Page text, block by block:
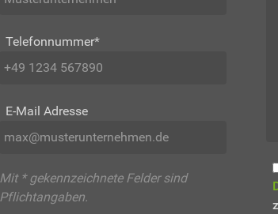
Telefonnummer*
E-Mail Adresse
Mit * gekennzeichnete Felder sind
Pflichtangaben.